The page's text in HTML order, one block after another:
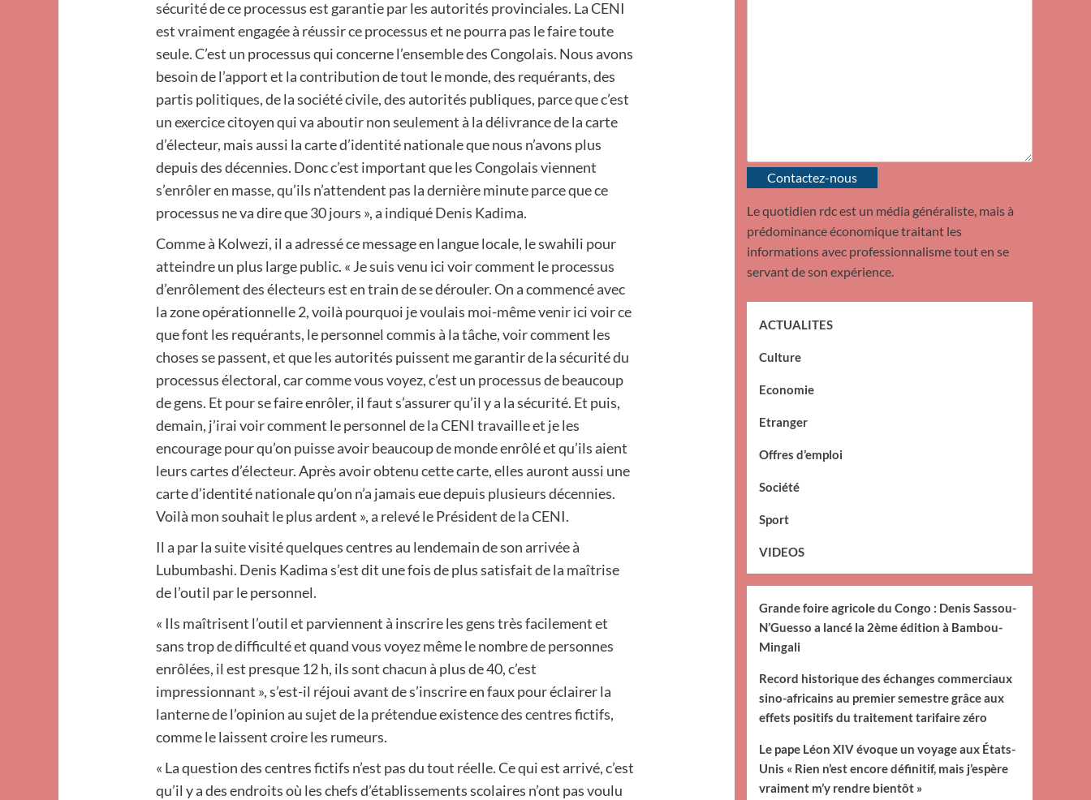
sécurité de ce processus est garantie par les autorités provinciales. La CENI
est vraiment engagée à réussir ce processus et ne pourra pas le faire toute
seule. C’est un processus qui concerne l’ensemble des Congolais. Nous avons
besoin de l’apport et la contribution de tout le monde, des requérants, des
partis politiques, de la société civile, des autorités publiques, parce que c’est
un exercice citoyen qui va aboutir non seulement à la délivrance de la carte
d’électeur, mais aussi la carte d’identité nationale que nous n’avons plus
depuis des décennies. Donc c’est important que les Congolais viennent
s’enrôler en masse, qu’ils n’attendent pas la dernière minute parce que ce
processus ne va dire que 30 jours », a indiqué Denis Kadima.
Comme à Kolwezi, il a adressé ce message en langue locale, le swahili pour
atteindre un plus large public. « Je suis venu ici voir comment le processus
d’enrôlement des électeurs est en train de se dérouler. On a commencé avec
la zone opérationnelle 2, voilà pourquoi je voulais moi-même venir ici voir ce
que font les requérants, le personnel commis à la tâche, voir comment les
choses se passent, et que les autorités puissent me garantir de la sécurité du
processus électoral, car comme vous voyez, c’est un processus de beaucoup
de gens. Et pour se faire enrôler, il faut s’assurer qu’il y a la sécurité. Et puis,
demain, j’irai voir comment le personnel de la CENI travaille et je les
encourage pour qu’on puisse avoir beaucoup de monde enrôlé et qu’ils aient
leurs cartes d’électeur. Après avoir obtenu cette carte, elles auront aussi une
carte d’identité nationale qu’on n’a jamais eue depuis plusieurs décennies.
Voilà mon souhait le plus ardent », a relevé le Président de la CENI.
Il a par la suite visité quelques centres au lendemain de son arrivée à
Lubumbashi. Denis Kadima s’est dit une fois de plus satisfait de la maîtrise
de l’outil par le personnel.
« Ils maîtrisent l’outil et parviennent à inscrire les gens très facilement et
sans trop de difficulté et quand vous voyez même le nombre de personnes
enrôlées, il est presque 12 h, ils sont chacun à plus de 40, c’est
impressionnant », s’est-il réjoui avant de s’inscrire en faux pour éclairer la
lanterne de l’opinion au sujet de la prétendue existence des centres fictifs,
comme le laissent croire les rumeurs.
« La question des centres fictifs n’est pas du tout réelle. Ce qui est arrivé, c’est
qu’il y a des endroits où les chefs d’établissements scolaires n’ont pas voulu
Contactez-nous
Le quotidien rdc est un média généraliste, mais à
prédominance économique traitant les
informations avec professionnalisme tout en se
servant de son expérience.
ACTUALITES
Culture
Economie
Etranger
Offres d’emploi
Société
Sport
VIDEOS
Grande foire agricole du Congo : Denis Sassou-
N’Guesso a lancé la 2ème édition à Bambou-
Mingali
Record historique des échanges commerciaux
sino-africains au premier semestre grâce aux
effets positifs du traitement tarifaire zéro
Le pape Léon XIV évoque un voyage aux États-
Unis « Rien n’est encore définitif, mais j’espère
vraiment m’y rendre bientôt »